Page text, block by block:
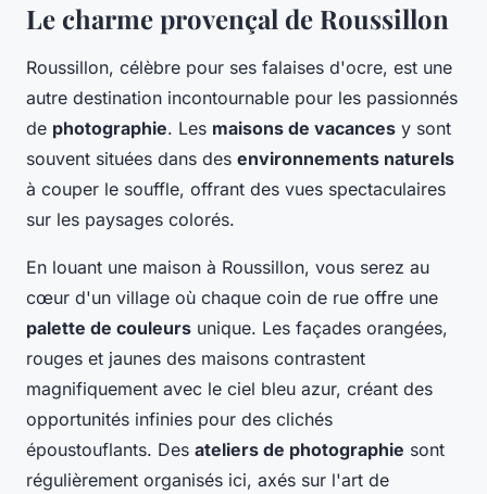
Le charme provençal de Roussillon
Roussillon, célèbre pour ses falaises d'ocre, est une
autre destination incontournable pour les passionnés
de photographie. Les maisons de vacances y sont
souvent situées dans des environnements naturels
à couper le souffle, offrant des vues spectaculaires
sur les paysages colorés.
En louant une maison à Roussillon, vous serez au
cœur d'un village où chaque coin de rue offre une
palette de couleurs unique. Les façades orangées,
rouges et jaunes des maisons contrastent
magnifiquement avec le ciel bleu azur, créant des
opportunités infinies pour des clichés
époustouflants. Des ateliers de photographie sont
régulièrement organisés ici, axés sur l'art de